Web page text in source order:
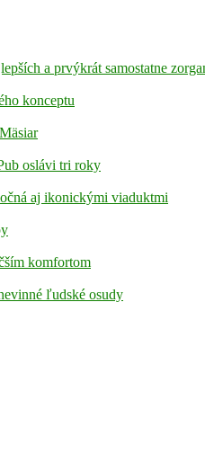
a prvýkrát samostatne
konceptu
oslávi tri roky
aj ikonickými viaduktmi
komfortom
ľudské osudy